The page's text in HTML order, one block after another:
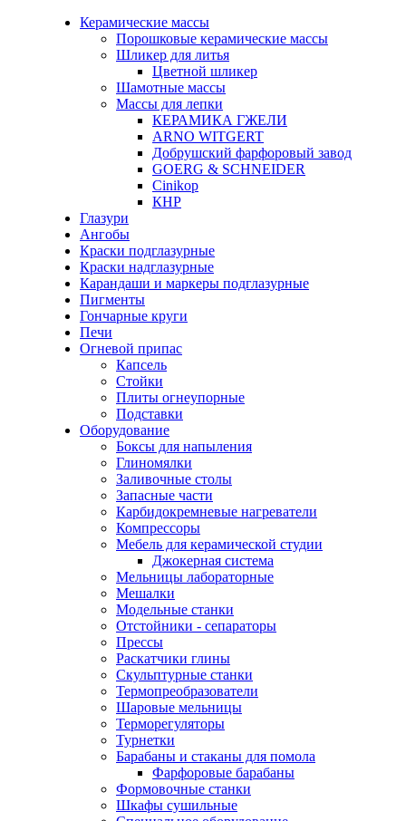
Керамические массы
Порошковые керамические массы
Шликер для литья
Цветной шликер
Шамотные массы
Массы для лепки
КЕРАМИКА ГЖЕЛИ
ARNO WITGERT
Добрушский фарфоровый завод
GOERG & SCHNEIDER
Cinikop
КНР
Глазури
Ангобы
Краски подглазурные
Краски надглазурные
Карандаши и маркеры подглазурные
Пигменты
Гончарные круги
Печи
Огневой припас
Капсель
Стойки
Плиты огнеупорные
Подставки
Оборудование
Боксы для напыления
Глиномялки
Заливочные столы
Запасные части
Карбидокремневые нагреватели
Компрессоры
Мебель для керамической студии
Джокерная система
Мельницы лабораторные
Мешалки
Модельные станки
Отстойники - сепараторы
Прессы
Раскатчики глины
Скульптурные станки
Термопреобразователи
Шаровые мельницы
Терморегуляторы
Турнетки
Барабаны и стаканы для помола
Фарфоровые барабаны
Формовочные станки
Шкафы сушильные